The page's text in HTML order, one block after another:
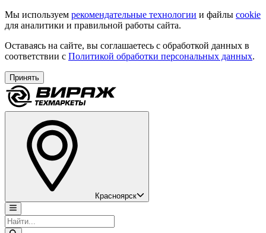
Мы используем рекомендательные технологии и файлы cookie
для аналитики и правильной работы сайта.
Оставаясь на сайте, вы соглашаетесь с обработкой данных в
соответствии с Политикой обработки персональных данных.
Принять
Красноярск